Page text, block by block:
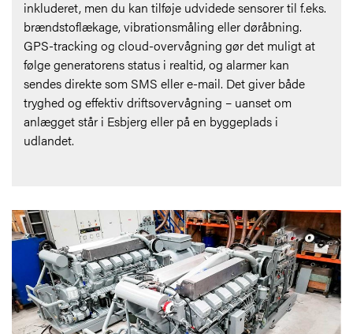
inkluderet, men du kan tilføje udvidede sensorer til f.eks.
brændstoflækage, vibrationsmåling eller døråbning.
GPS-tracking og cloud-overvågning gør det muligt at
følge generatorens status i realtid, og alarmer kan
sendes direkte som SMS eller e-mail. Det giver både
tryghed og effektiv driftsovervågning – uanset om
anlægget står i Esbjerg eller på en byggeplads i
udlandet.